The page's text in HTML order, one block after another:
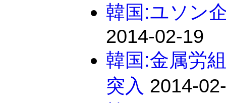
韓国:ユソン
2014-02-19
韓国:金属労
突入 2014-